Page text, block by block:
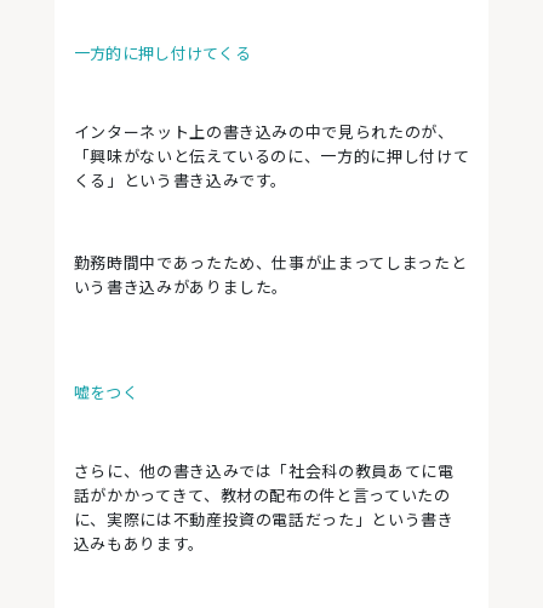
一方的に押し付けてくる
インターネット上の書き込みの中で見られたのが、
「興味がないと伝えているのに、一方的に押し付けて
くる」という書き込みです。
勤務時間中であったため、仕事が止まってしまったと
いう書き込みがありました。
嘘をつく
さらに、他の書き込みでは「社会科の教員あてに電
話がかかってきて、教材の配布の件と言っていたの
に、実際には不動産投資の電話だった」という書き
込みもあります。